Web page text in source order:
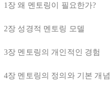
1장 왜 멘토링이 필요한가?
2장 성경적 멘토링 모델
3장 멘토링의 개인적인 경험
4장 멘토링의 정의와 기본 개념